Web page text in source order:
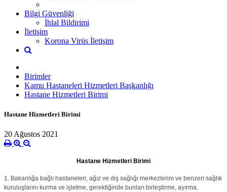
Bilgi Güvenliği
İhlal Bildirimi
İletişim
Korona Virüs İletişim
Birimler
Kamu Hastaneleri Hizmetleri Başkanlığı
Hastane Hizmetleri Birimi
Hastane Hizmetleri Birimi
20 Ağustos 2021
Hastane Hizmetleri Birimi
1. Bakanlığa bağlı hastaneleri, ağız ve diş sağlığı merkezlerini ve benzeri sağlık
kuruluşlarını kurma ve işletme, gerektiğinde bunları birleştirme, ayırma,